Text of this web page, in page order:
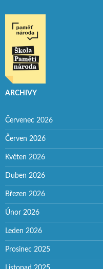
ARCHIVY
Červenec 2026
Červen 2026
Květen 2026
Duben 2026
Březen 2026
Únor 2026
Leden 2026
Prosinec 2025